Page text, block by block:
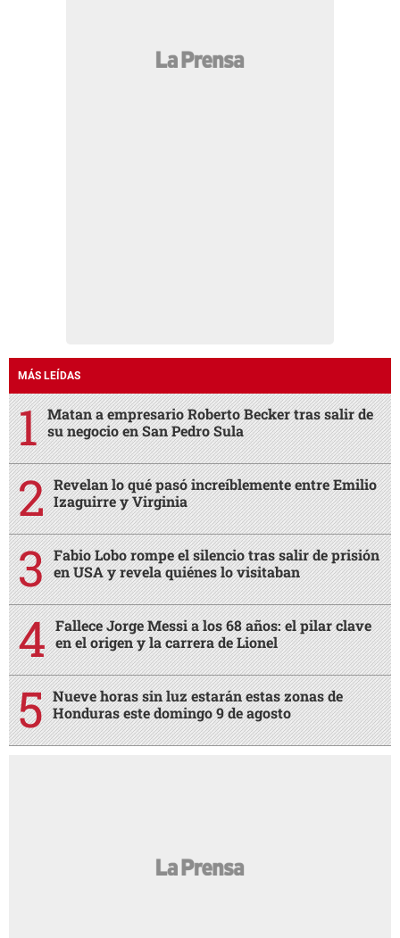
MÁS LEÍDAS
Matan a empresario Roberto Becker tras salir de
su negocio en San Pedro Sula
Revelan lo qué pasó increíblemente entre Emilio
Izaguirre y Virginia
Fabio Lobo rompe el silencio tras salir de prisión
en USA y revela quiénes lo visitaban
Fallece Jorge Messi a los 68 años: el pilar clave
en el origen y la carrera de Lionel
Nueve horas sin luz estarán estas zonas de
Honduras este domingo 9 de agosto